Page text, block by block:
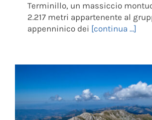
Terminillo, un massiccio
2.217 metri appartenente al
appenninico dei [continua ...]